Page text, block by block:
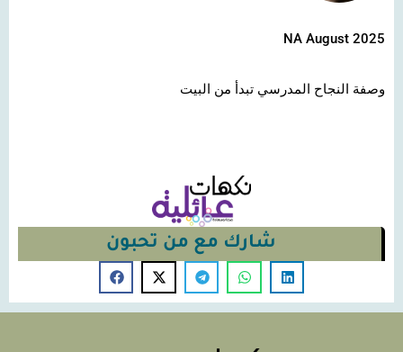
NA August 2025
وصفة النجاح المدرسي تبدأ من البيت
شارك مع من تحبون